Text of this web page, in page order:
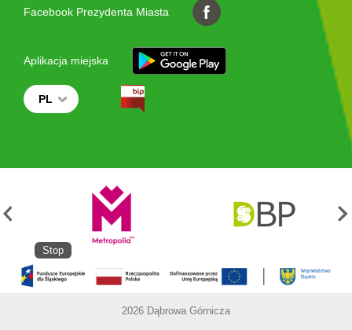
Facebook Prezydenta Miasta
Aplikacja miejska
PL
Stop
2026 Dąbrowa Górnicza